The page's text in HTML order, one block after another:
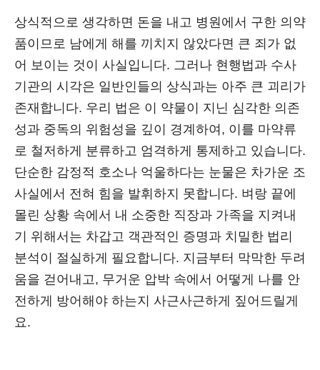
상식적으로 생각하면 돈을 내고 병원에서 구한 의약
품이므로 남에게 해를 끼치지 않았다면 큰 죄가 없
어 보이는 것이 사실입니다. 그러나 현행법과 수사
기관의 시각은 일반인들의 상식과는 아주 큰 괴리가
존재합니다. 우리 법은 이 약물이 지닌 심각한 의존
성과 중독의 위험성을 깊이 경계하여, 이를 마약류
로 철저하게 분류하고 엄격하게 통제하고 있습니다.
단순한 감정적 호소나 억울하다는 눈물은 차가운 조
사실에서 전혀 힘을 발휘하지 못합니다. 벼랑 끝에
몰린 상황 속에서 내 소중한 직장과 가족을 지켜내
기 위해서는 차갑고 객관적인 증명과 치밀한 법리
분석이 절실하게 필요합니다. 지금부터 막막한 두려
움을 걷어내고, 무거운 압박 속에서 어떻게 나를 안
전하게 방어해야 하는지 사근사근하게 짚어드릴게
요.